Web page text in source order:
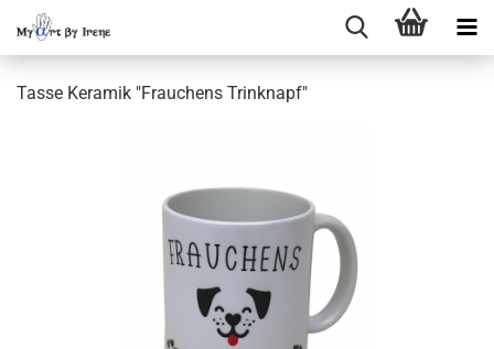
Tasse Keramik "Frauchens Trinknapf"